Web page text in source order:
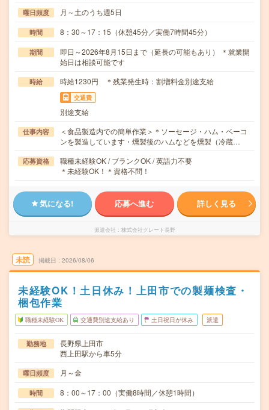
曜日頻度 月～土のうち週5日
時間 8：30～17：15（休憩45分／実働7時間45分）
期間
即日～2026年8月15日まで（延長の可能もあり） ＊就業開
始日は相談可能です
時給 時給1230円 ＊残業発生時：割増料金別途支給
交通費
別途支給
仕事内容
＜食品製造内での簡単作業＞＊ソーセージ・ハム・ベーコ
ンを製造しています・燻製後のハムなどを燻製（冷蔵…
応募資格
職種未経験OK / ブランクOK / 英語力不要
＊未経験OK！＊資格不問！
気になる! 応募へ進む 詳しく見る
派遣会社 株式会社グレート長野
未読 掲載日 2026/08/06
未経験OK！土日休み！上田市での製麺検査・
梱包作業
職種未経験OK 交通費別途支給あり 土日祝日が休み 派遣
勤務地
長野県上田市
西上田駅から車5分
曜日頻度 月～金
時間 8：00～17：00（実働8時間／休憩1時間）